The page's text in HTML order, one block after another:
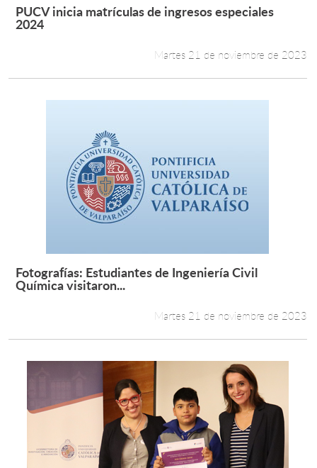
Leer más +
PUCV inicia matrículas de ingresos especiales
2024
Martes 21 de noviembre de 2023
Leer más +
Fotografías: Estudiantes de Ingeniería Civil
Química visitaron...
Martes 21 de noviembre de 2023